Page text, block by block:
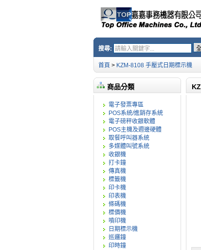
搜尋:
首頁 > KZM-8108 手壓式日期標示機
商品分類
電子發票專區
POS系統/進銷存系統
電子磅秤收銀軟體
POS主機及週邊硬體
取餐呼叫器系統
多媒體叫號系統
收銀機
打卡鐘
傳真機
標籤機
印卡機
印表機
條碼機
標價機
噴印機
日期標示機
巡邏鐘
印時鐘